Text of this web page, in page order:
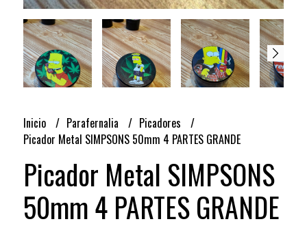
Inicio Parafernalia
Picadores
Picador Metal SIMPSONS 50mm 4 PARTES GRANDE
Picador Metal SIMPSONS
50mm 4 PARTES GRANDE